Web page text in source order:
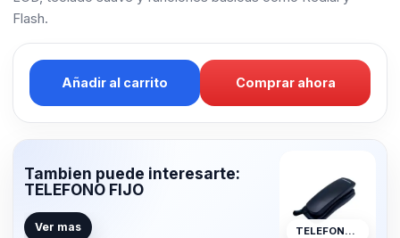
Flash.
Añadir al carrito Comprar ahora
Tambien puede interesarte:
TELEFONO FIJO
Ver mas TELEFONO FIJO